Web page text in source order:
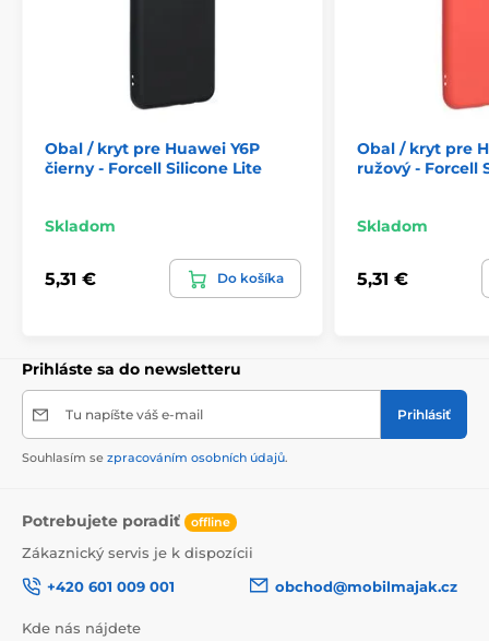
Obal / kryt pre Huawei Y6P
čierny - Forcell Silicone Lite
Skladom
5,31 € Do košíka
Obal / kryt pre
ružový - Forcell
Skladom
5,31 €
Prihláste sa do newsletteru
Tu napíšte váš e-mail Prihlásiť
Souhlasím se zpracováním osobních údajů.
Potrebujete poradiť offline
Zákaznický servis je k dispozícii
+420 601 009 001
obchod@mobilmajak.cz
Kde nás nájdete